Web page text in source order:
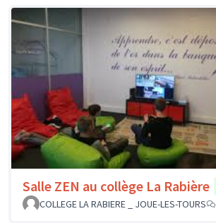
Salle ZEN au collège La Rabière
COLLEGE LA RABIERE _ JOUE-LES-TOURS